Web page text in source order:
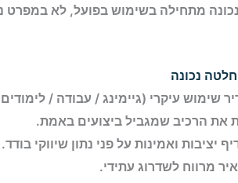
מתחילה בשימוש בפועל, לא במפרט
נכונה
שימוש עיקרי (גיימינג / עבודה /
את הרכיב שמגביל ביצועים באמת.
יציבות ואמינות על פני נתון שיווקי בודד.
מרווח לשדרוג עתידי.